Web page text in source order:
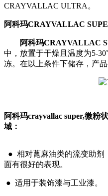
CRAYVALLAC ULTRA。
阿科玛CRAYVALLAC
阿科玛CRAYVALLAC
中，放置于干燥且温度为5-
冻。在以上条件下储存，产品
阿科玛crayvallac super,微粉
域：
● 相对蓖麻油类的流变助剂
面有很好的表现。
● 适用于装饰漆与工业漆。